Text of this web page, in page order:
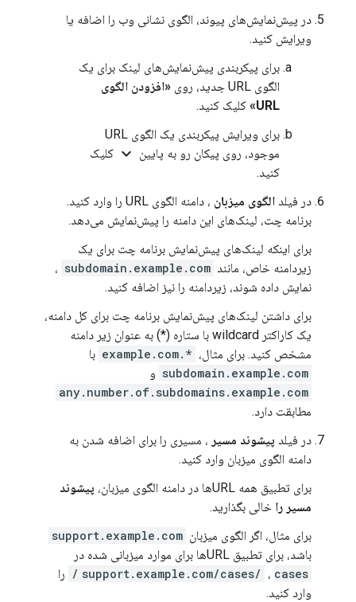
در پیش‌نمایش‌های پیوند، الگوی نشانی وب را اضافه یا
ویرایش کنید.
برای پیکربندی پیش‌نمایش‌های لینک برای یک
الگوی URL جدید، روی
«افزودن الگوی
URL»
کلیک کنید.
برای ویرایش پیکربندی یک الگوی URL
موجود، روی پیکان رو به پایین expand_more کلیک
کنید.
در فیلد الگوی میزبان
، دامنه الگوی URL را وارد کنید.
برنامه چت، لینک‌های این دامنه را پیش‌نمایش می‌دهد.
برای اینکه لینک‌های پیش‌نمایش برنامه چت برای یک
زیردامنه خاص، مانند subdomain.example.com ،
نمایش داده شوند، زیردامنه را نیز اضافه کنید.
برای داشتن لینک‌های پیش‌نمایش برنامه چت برای کل دامنه،
یک کاراکتر wildcard با ستاره (*) به عنوان زیر دامنه
مشخص کنید. برای مثال، *.example.com
با
subdomain.example.com و
any.number.of.subdomains.example.com
مطابقت دارد.
در فیلد پیشوند مسیر ، مسیری را برای اضافه شدن به
دامنه الگوی میزبان وارد کنید.
برای تطبیق همه URLها در دامنه الگوی میزبان،
پیشوند
مسیر را خالی بگذارید.
برای مثال، اگر الگوی میزبان support.example.com
باشد، برای تطبیق URLها برای موارد میزبانی شده در
support.example.com/cases/ ، cases/
را
وارد کنید.